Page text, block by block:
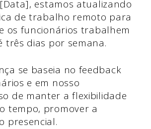
estamos atualizando
de trabalho remoto para
os funcionários trabalhem
três dias por semana.
se baseia no feedback
e em nosso
de manter a flexibilidade
tempo, promover a
presencial.